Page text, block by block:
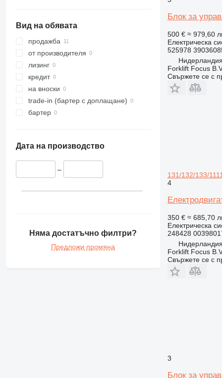
Вид на обявата
продажба
от производителя
лизинг
кредит
на вноски
trade-in (бартер с доплащане)
бартер
Дата на производство
–
Няма достатъчно филтри?
Предложи промяна
Блок за
500 € ≈ 979,60
Електрическа
525978
Forklift Focus
Свържете се с
131/132/133/
4
350 € ≈ 685,70
Електрическа
248428
Forklift Focus
Свържете се с
3
Блок за